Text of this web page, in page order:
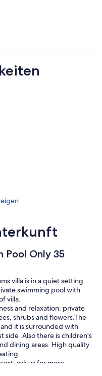
Pool Only 35
villa is in a quiet setting
swimming pool with
villa.
and relaxation: private
shrubs and flowers.The
it is surrounded with
side .Also there is children's
dining areas. High quality
ask us for more